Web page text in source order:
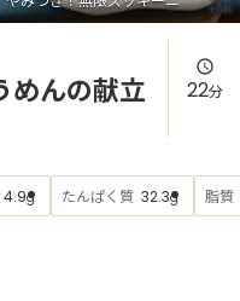
めんの献立 22分
4.9g たんぱく質 32.3g 脂質